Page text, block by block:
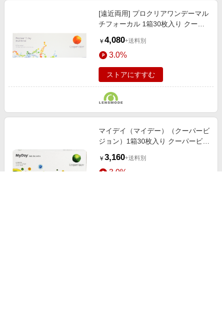
[遠近両用] プロクリアワンデーマル
チフォーカル 1箱30枚入り クーパ
￥ 4,080+送料別
3.0%
ストアにすすむ
マイデイ（マイデー）（クーパービ
ジョン）1箱30枚入り クーパービジ
￥ 3,160+送料別
3.0%